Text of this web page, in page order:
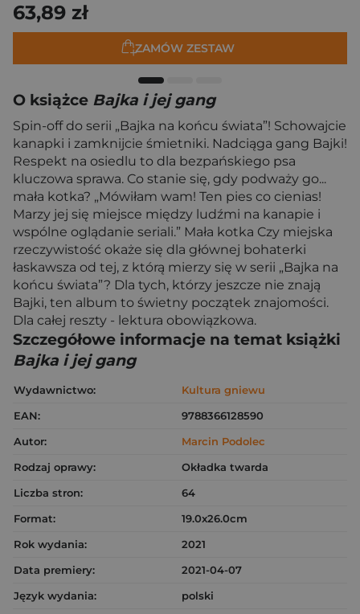
63,89 zł
ZAMÓW ZESTAW
O książce Bajka i jej gang
Spin-off do serii „Bajka na końcu świata”! Schowajcie
kanapki i zamknijcie śmietniki. Nadciąga gang Bajki!
Respekt na osiedlu to dla bezpańskiego psa
kluczowa sprawa. Co stanie się, gdy podważy go...
mała kotka? „Mówiłam wam! Ten pies co cienias!
Marzy jej się miejsce między ludźmi na kanapie i
wspólne oglądanie seriali.” Mała kotka Czy miejska
rzeczywistość okaże się dla głównej bohaterki
łaskawsza od tej, z którą mierzy się w serii „Bajka na
końcu świata”? Dla tych, którzy jeszcze nie znają
Bajki, ten album to świetny początek znajomości.
Dla całej reszty - lektura obowiązkowa.
Szczegółowe informacje na temat książki
Bajka i jej gang
Wydawnictwo:
Kultura gniewu
EAN:
9788366128590
Autor:
Marcin Podolec
Rodzaj oprawy:
Okładka twarda
Liczba stron:
64
Format:
19.0x26.0cm
Rok wydania:
2021
Data premiery:
2021-04-07
Język wydania:
polski